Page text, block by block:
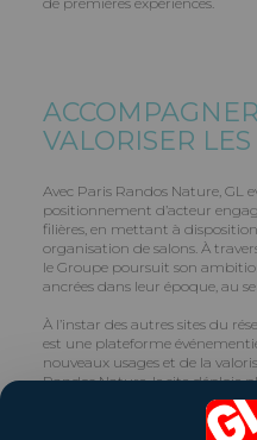
VALORISER
Avec Paris Randos Nature, GL
positionnement d’acteur
filières, en mettant à
organisation de salons. À
le Groupe poursuit son
ancrées dans leur époque, au
À l’instar des autres sites du
est une plateforme
nouveaux usages et de la
Randos Nature, le site déploie
d’un secteur en forte